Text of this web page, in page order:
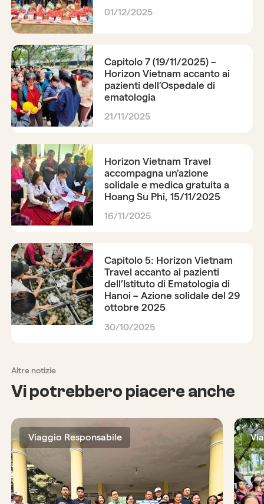
01/12/2025
Capitolo 7 (19/11/2025) –
Horizon Vietnam accanto ai
pazienti dell’Ospedale di
ematologia
21/11/2025
Horizon Vietnam Travel
accompagna un’azione
solidale e medica gratuita a
Hoang Su Phi, 15/11/2025
16/11/2025
Capitolo 5: Horizon Vietnam
Travel accanto ai pazienti
dell’Istituto di Ematologia di
Hanoi – Azione solidale del 29
ottobre 2025
30/10/2025
Altre notizie
Vi potrebbero piacere anche
Viaggio Responsabile